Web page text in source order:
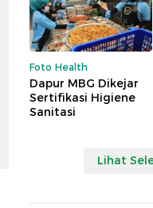
Foto Health
Dapur MBG Dikejar
Sertifikasi Higiene
Sanitasi
Lihat